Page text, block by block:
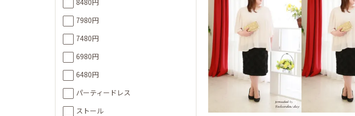
8480円
7980円
7480円
6980円
6480円
パーティードレス
ストール